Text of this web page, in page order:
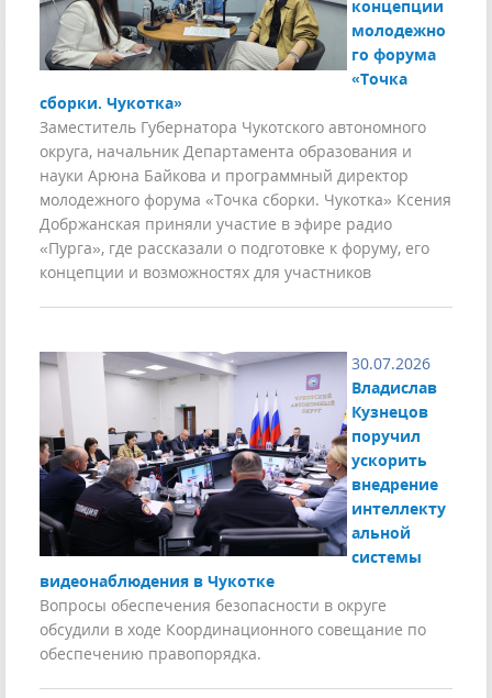
концепции
молодежно
го форума
«Точка
сборки. Чукотка»
Заместитель Губернатора Чукотского автономного
округа, начальник Департамента образования и
науки Арюна Байкова и программный директор
молодежного форума «Точка сборки. Чукотка» Ксения
Добржанская приняли участие в эфире радио
«Пурга», где рассказали о подготовке к форуму, его
концепции и возможностях для участников
30.07.2026
Владислав
Кузнецов
поручил
ускорить
внедрение
интеллекту
альной
системы
видеонаблюдения в Чукотке
Вопросы обеспечения безопасности в округе
обсудили в ходе Координационного совещание по
обеспечению правопорядка.